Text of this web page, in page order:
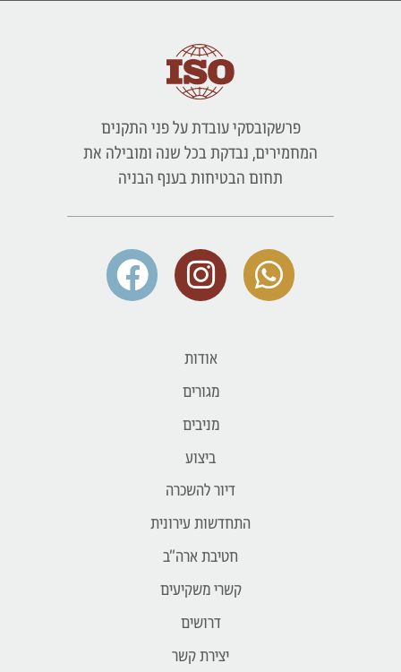
פרשקובסקי עובדת על פני התקנים
המחמירים, נבדקת בכל שנה ומובילה את
תחום הבטיחות בענף הבניה
אודות
מגורים
מניבים
ביצוע
דיור להשכרה
התחדשות עירונית
חטיבת ארה״ב
קשרי משקיעים
דרושים
יצירת קשר